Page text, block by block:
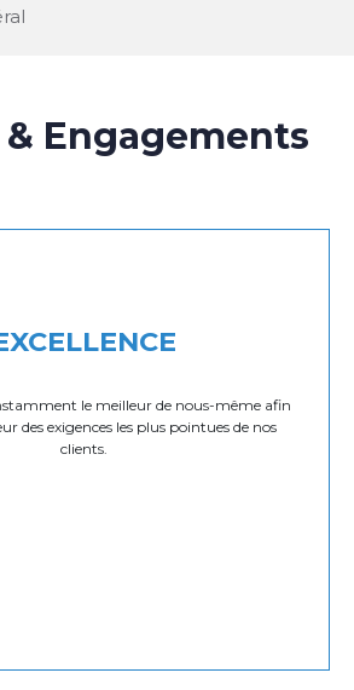
Engagements
le meilleur de nous-même afin
des exigences les plus pointues de nos
clients.